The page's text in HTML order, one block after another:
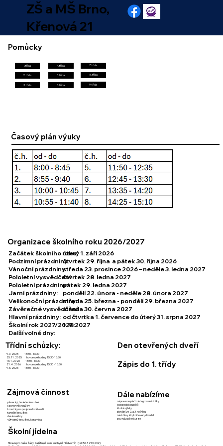
ZŠ a MŠ Brno,
Křenová 21
Pomůcky
1. třída
2. třída
3. třída
4. třída
5. třída
6. třída
7. třída
8. třída
9. třída
Časový plán výuky
Začátek školního roku:
Podzimní prázdniny:
Vánoční prázdniny:
Pololetní vysvědčení:
Pololetní prázdniny:
Jarní prázdniny:
Velikonoční prázdniny:
Závěrečné vysvědčení:
Hlavní prázdniny:
Školní rok 2027/2028:
Další volné dny:
úterý 1. září 2026
čtvrtek 29. října a pátek 30. října 2026
středa 23. prosince 2026– neděle3. ledna 2027
čtvrtek 28. ledna 2027
pátek 29. ledna 2027
pondělí22. února - neděle 28. února 2027
středa 25. března - pondělí29. března 2027
středa 30. června 2027
od čtvrtka 1. červencedo úterý31. srpna 2027
1. 9. 2027
Organizace školního roku 2026/2027
Třídní schůzky:
9. 9. 2025 15:30 - 16:30
25. 11. 2025 hovorové hodiny 15:30-16:30
13. 1. 2026 15:30 - 16:30
21. 4. 2026 hovorové hodiny 15:30 - 16:30
9. 6. 2026 15:30 - 16:30
Den otevřených dveří
Zápis do 1. třídy
Zájmová činnost
pěvecký, hudební kroužek
sportovní kroužky
kroužky na podporu tvořivosti
taneční kroužek
deskové hry
výtvarný kroužek, keramika
Dále nabízíme
nápravnou péči o integrované žáky
logopedickou péči
školní výlety
plavání ve 2. a 3. ročníku
návštěvy kin, knihoven, divadel
poznávací exkurze
Školní jídelna
Stravu pro naše žáky zajišťuje školní kuchyně Nádvorní 1. (tel.: 543 213 232)